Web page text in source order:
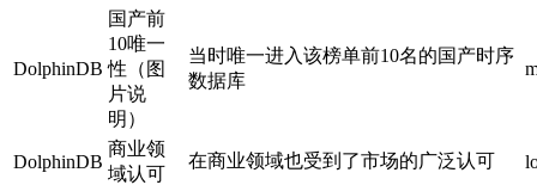
DolphinDB
国产前
10唯一
性（图
片说
明）
当时唯一进入该榜单前10名的国产时序
数据库
DolphinDB
商业领
域认可
在商业领域也受到了市场的广泛认可